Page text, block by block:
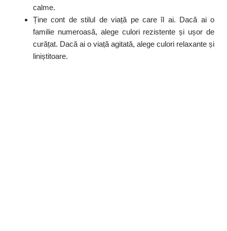
calme.
Ține cont de stilul de viață pe care îl ai. Dacă ai o
familie numeroasă, alege culori rezistente și ușor de
curățat. Dacă ai o viață agitată, alege culori relaxante și
liniștitoare.